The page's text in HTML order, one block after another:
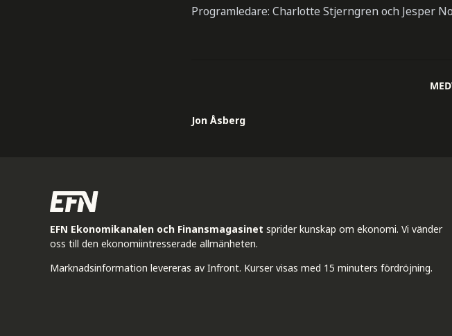
Programledare: Charlotte Stjerngren och Jesper
Jon Åsberg
EFN Ekonomikanalen och Finansmagasinet sprider kunskap om ekonomi. Vi vänder
oss till den ekonomiintresserade allmänheten.
Marknadsinformation levereras av Infront. Kurser visas med 15 minuters fördröjning.